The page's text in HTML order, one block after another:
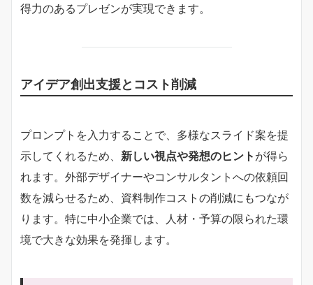
得力のあるプレゼンが実現できます。
アイデア創出支援とコスト削減
プロンプトを入力することで、多様なスライド案を提
示してくれるため、 新しい視点や発想のヒント が得ら
れます。外部デザイナーやコンサルタントへの依頼回
数を減らせるため、資料制作コストの削減にもつなが
ります。特に中小企業では、人材・予算の限られた環
境で大きな効果を発揮します。